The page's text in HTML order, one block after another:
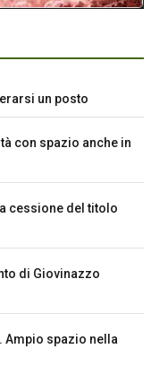
un posto
con spazio anche in
cessione del titolo
di Giovinazzo
Ampio spazio nella